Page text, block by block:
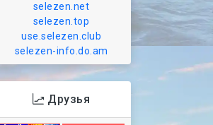
selezen.net
selezen.top
use.selezen.club
selezen-info.do.am
Друзья